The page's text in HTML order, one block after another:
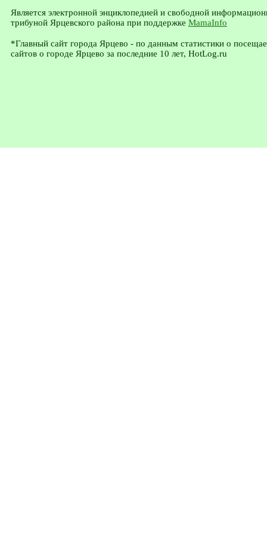
Является электронной энциклопедией и свободной
трибуной Ярцевского района при поддержке MamaInfo
*Главный сайт города Ярцево - по данным статистики о
сайтов о городе Ярцево за последние 10 лет, HotLog.ru